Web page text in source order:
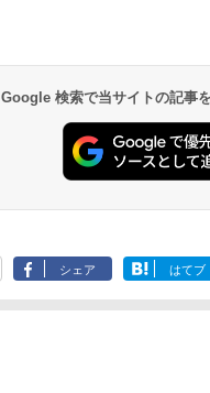
Google 検索で当サイトの記事
シェア はてブ